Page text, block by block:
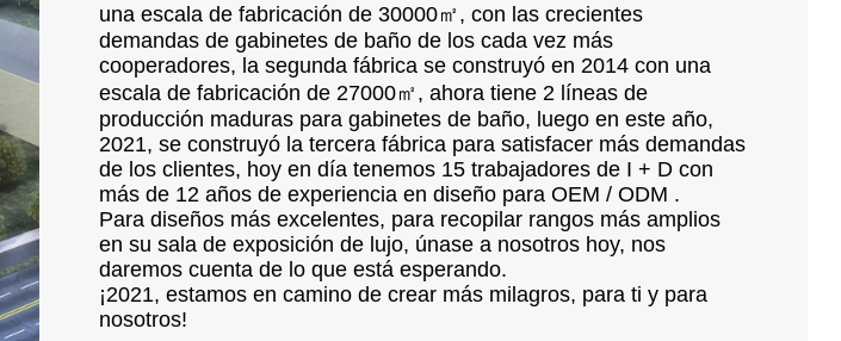
una escala de fabricación de 30000㎡, con las crecientes
demandas de gabinetes de baño de los cada vez más
cooperadores, la segunda fábrica se construyó en 2014 con una
escala de fabricación de 27000㎡, ahora tiene 2 líneas de
producción maduras para gabinetes de baño, luego en este año,
2021, se construyó la tercera fábrica para satisfacer más demandas
de los clientes, hoy en día tenemos 15 trabajadores de I + D con
más de 12 años de experiencia en diseño para OEM / ODM .
Para diseños más excelentes, para recopilar rangos más amplios
en su sala de exposición de lujo, únase a nosotros hoy, nos
daremos cuenta de lo que está esperando.
¡2021, estamos en camino de crear más milagros, para ti y para
nosotros!